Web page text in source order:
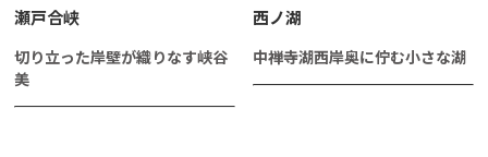
瀬戸合峡
切り立った岸壁が織りなす峡谷
美
西ノ湖
中禅寺湖西岸奥に佇む小さな湖